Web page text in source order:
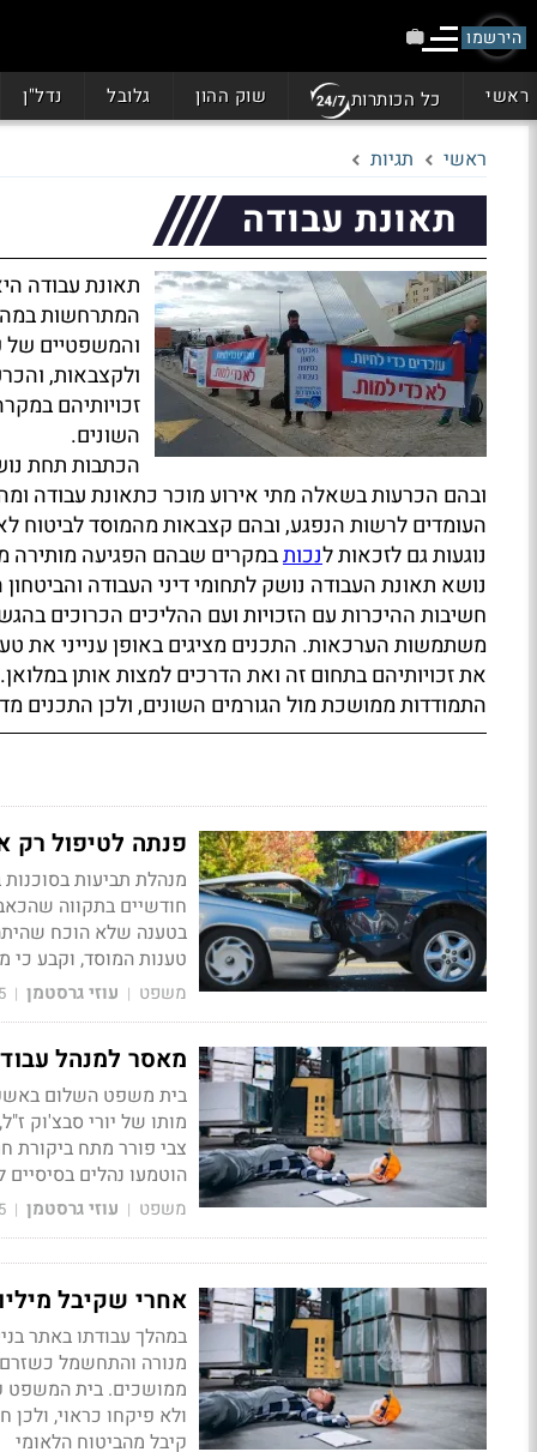
הירשמו
ראשי כל הכותרות שוק ההון גלובל נדל"ן
ראשי תגיות
תאונת עבודה
תאונת עבודה
המתרחשות
והמשפטיים של
ולקצבאות,
זכויותיהם
השונים.
הכתבות תחת
ובהם הכרעות בשאלה מתי אירוע מוכר כתאונת עבודה
העומדים לרשות הנפגע, ובהם קצבאות מהמוסד לביטוח
נוגעות גם לזכאות לנכותבמקרים שבהם הפגיעה מותירה
נושא תאונת העבודה נושק לתחומי דיני העבודה
חשיבות ההיכרות עם הזכויות ועם ההליכים הכרוכים
משתמשות הערכאות. התכנים מציגים באופן ענייני את
את זכויותיהם בתחום זה ואת הדרכים למצות אותן
התמודדות ממושכת מול הגורמים השונים, ולכן התכנים
פנתה לטיפול רק
מנהלת תביעות
חודשיים בתקווה
בטענה שלא הוכח
טענות המוסד, וקבע כי
משפט | עוזי גרסטמן |
מאסר למנהל
מותו של יורי סבצ'וק
צבי פורר מתח ביקורת
הוטמעו נהלים
משפט | עוזי גרסטמן |
אחרי שקיבל מיליון:
במהלך עבודתו באתר
ממושכים. בית המשפט
קיבל מהביטוח הלאומי